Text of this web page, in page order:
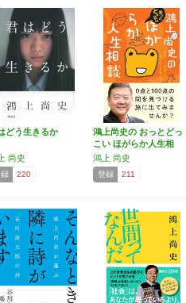
どう生きるか
尚史
220
鴻上尚史の おっとどっ
こい ほがらか人生相
談…
鴻上 尚史
登録 211